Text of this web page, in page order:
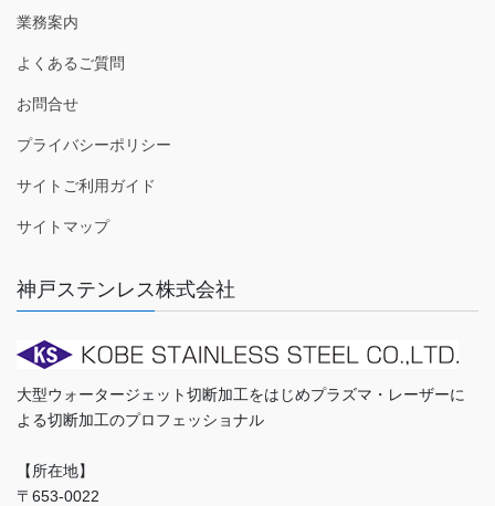
業務案内
よくあるご質問
お問合せ
プライバシーポリシー
サイトご利用ガイド
サイトマップ
神戸ステンレス株式会社
大型ウォータージェット切断加工をはじめプラズマ・レーザーに
よる切断加工のプロフェッショナル
【所在地】
〒653-0022